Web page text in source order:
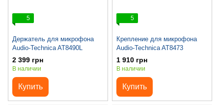
5
Держатель для микрофона
Audio-Technica AT8490L
2 399 грн
В наличии
Купить
5
Крепление для микрофона
Audio-Technica AT8473
1 910 грн
В наличии
Купить